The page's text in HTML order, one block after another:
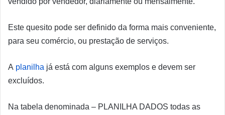
Este quesito pode ser definido da forma mais conveniente,
para seu comércio, ou prestação de serviços.
A planilha já está com alguns exemplos e devem ser
excluídos.
Na tabela denominada – PLANILHA DADOS todas as